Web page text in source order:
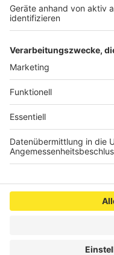
©Martin Steffen/
Anzeige